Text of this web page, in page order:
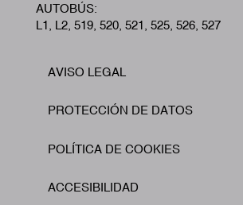
AUTOBÚS:
L1, L2, 519, 520, 521, 525, 526, 527
Footer
AVISO LEGAL
PROTECCIÓN DE DATOS
POLÍTICA DE COOKIES
ACCESIBILIDAD